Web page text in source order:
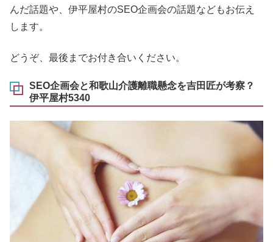
んだ話題や、伊平屋村のSEO企画会の話題などもお伝え
します。
どうぞ、最後までお付き合いください。
SEO企画会と和歌山介護離職懸念を吉田匠が考察？
伊平屋村5340